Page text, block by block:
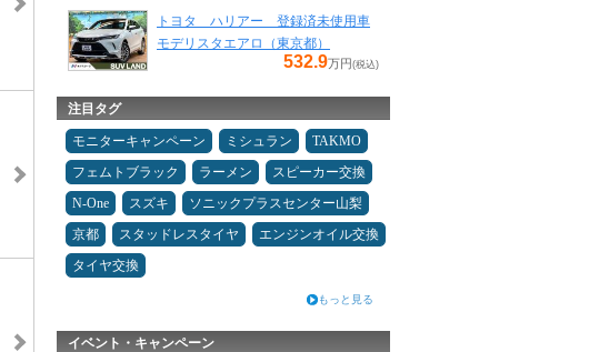
トヨタ ハリアー 登録済未使用車
モデリスタエアロ（東京都）
532.9万円(税込)
注目タグ
モニターキャンペーン ミシュラン
TAKMO
フェムトブラック
ラーメン
スピーカー交換
N-One
スズキ
ソニックプラスセンター山梨
京都
スタッドレスタイヤ
エンジンオイル交換
タイヤ交換
もっと見る
イベント・キャンペーン